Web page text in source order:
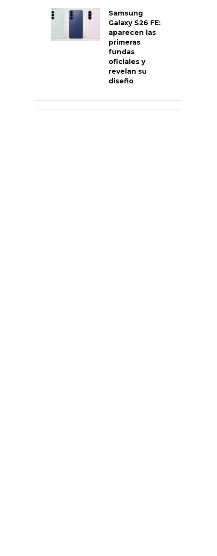
Samsung
Galaxy S26 FE:
aparecen las
primeras
fundas
oficiales y
revelan su
diseño